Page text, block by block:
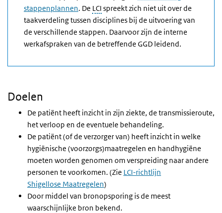
stappenplannen. De LCI spreekt zich niet uit over de
taakverdeling tussen disciplines bij de uitvoering van
de verschillende stappen. Daarvoor zijn de interne
werkafspraken van de betreffende GGD leidend.
Doelen
De patiënt heeft inzicht in zijn ziekte, de transmissieroute,
het verloop en de eventuele behandeling.
De patiënt (of de verzorger van) heeft inzicht in welke
hygiënische (voorzorgs)maatregelen en handhygiëne
moeten worden genomen om verspreiding naar andere
personen te voorkomen. (Zie LCI-richtlijn
Shigellose Maatregelen)
Door middel van bronopsporing is de meest
waarschijnlijke bron bekend.